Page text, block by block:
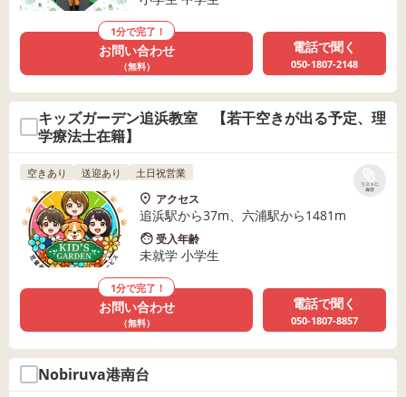
1分で完了！
お問い合わせ
（無料）
電話で聞く
050-1807-2148
キッズガーデン追浜教室 【若干空きが出る予定、理
学療法士在籍】
リストに
保存
空きあり 送迎あり 土日祝営業
アクセス
追浜駅から37m、六浦駅から1481m
受入年齢
未就学 小学生
1分で完了！
お問い合わせ
（無料）
電話で聞く
050-1807-8857
Nobiruva港南台